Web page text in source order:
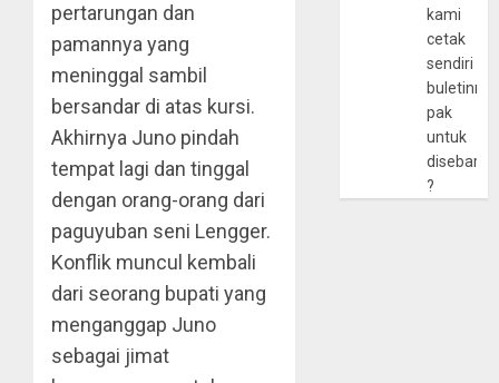
pertarungan dan
pamannya yang
meninggal sambil
bersandar di atas kursi.
Akhirnya Juno pindah
tempat lagi dan tinggal
dengan orang-orang dari
paguyuban seni Lengger.
Konflik muncul kembali
dari seorang bupati yang
menganggap Juno
sebagai jimat
kami
cetak
sendiri
pak
untuk
?